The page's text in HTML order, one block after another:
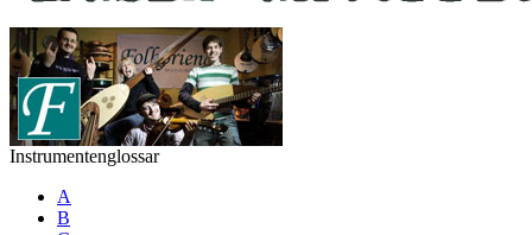
Instrumentenglossar
A
B